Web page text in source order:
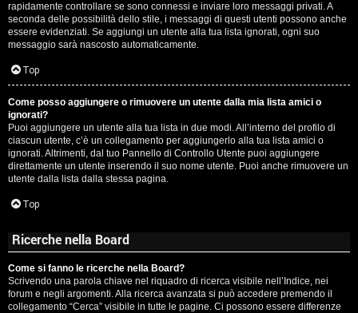
rapidamente controllare se sono connessi e inviare loro messaggi privati. A
seconda delle possibilità dello stile, i messaggi di questi utenti possono anche
essere evidenziati. Se aggiungi un utente alla tua lista ignorati, ogni suo
messaggio sarà nascosto automaticamente.
Top
Come posso aggiungere o rimuovere un utente dalla mia lista amici o
ignorati?
Puoi aggiungere un utente alla tua lista in due modi. All’interno del profilo di
ciascun utente, c’è un collegamento per aggiungerlo alla tua lista amici o
ignorati. Altrimenti, dal tuo Pannello di Controllo Utente puoi aggiungere
direttamente un utente inserendo il suo nome utente. Puoi anche rimuovere un
utente dalla lista dalla stessa pagina.
Top
Ricerche nella Board
Come si fanno le ricerche nella Board?
Scrivendo una parola chiave nel riquadro di ricerca visibile nell’Indice, nei
forum e negli argomenti. Alla ricerca avanzata si può accedere premendo il
collegamento “Cerca” visibile in tutte le pagine. Ci possono essere differenze